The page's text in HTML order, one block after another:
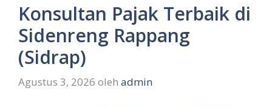
Konsultan Pajak Terbaik di
Sidenreng Rappang
(Sidrap)
Agustus 3, 2026 oleh admin